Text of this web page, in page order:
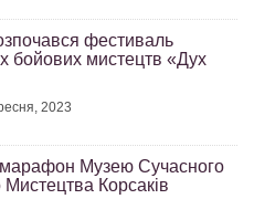
фестиваль
бойових мистецтв «Дух
2023
Музею Сучасного
Мистецтва Корсаків